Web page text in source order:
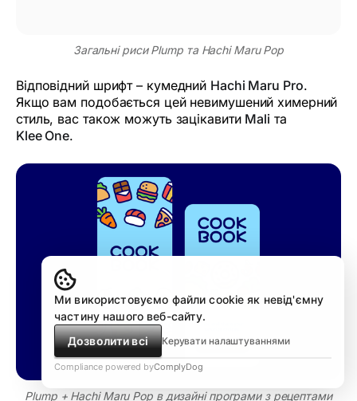
Загальні риси Plump та Hachi Maru Pop
Відповідний шрифт – кумедний Hachi Maru Pro.
Якщо вам подобається цей невимушений химерний
стиль, вас також можуть зацікавити Mali та
Klee One.
Plump + Hachi Maru Pop в дизайні програми з рецептами
Ми використовуємо файли cookie як невід'ємну
частину нашого веб-сайту.
Дозволити всі
Керувати налаштуваннями
Compliance powered byComplyDog